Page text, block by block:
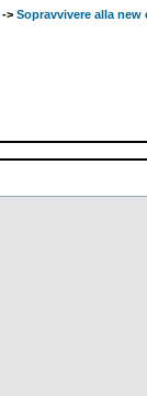
-> Sopravvivere alla new